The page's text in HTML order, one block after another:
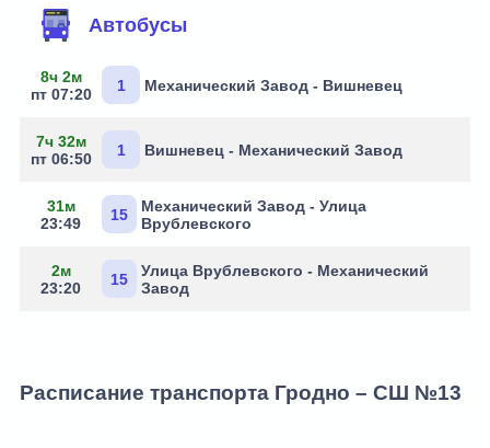
Автобусы
8ч 2м
пт 07:20
1 Механический Завод - Вишневец
7ч 32м
пт 06:50
1 Вишневец - Механический Завод
31м
23:49
15
Механический Завод - Улица
Врублевского
2м
23:20
15
Улица Врублевского - Механический
Завод
Расписание транспорта Гродно – СШ №13